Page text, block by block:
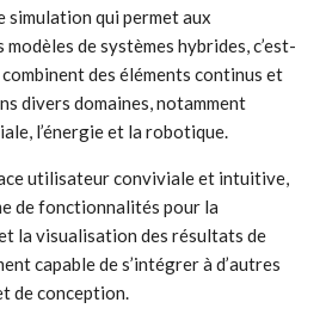
simulation qui permet aux
de systèmes hybrides, c’est-
des éléments continus et
divers domaines, notamment
l’énergie et la robotique.
utilisateur conviviale et intuitive,
de fonctionnalités pour la
la visualisation des résultats de
capable de s’intégrer à d’autres
de conception.